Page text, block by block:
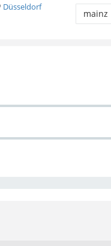
Düsseldorf